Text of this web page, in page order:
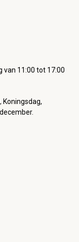
van 11:00 tot 17:00
Koningsdag,